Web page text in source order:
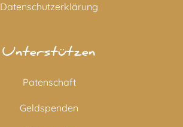
Datenschutzerklärung
Unterstützen
Patenschaft
Geldspenden